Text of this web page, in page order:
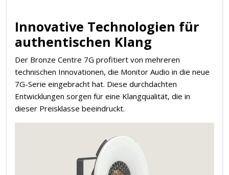
Innovative Technologien für
authentischen Klang
Der Bronze Centre 7G profitiert von mehreren
technischen Innovationen, die Monitor Audio in die neue
7G-Serie eingebracht hat. Diese durchdachten
Entwicklungen sorgen für eine Klangqualität, die in
dieser Preisklasse beeindruckt.